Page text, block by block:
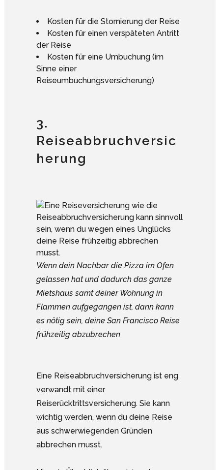
Kosten für die Stornierung der Reise
Kosten für einen verspäteten Antritt
der Reise
Kosten für eine Umbuchung (im
Sinne einer
Reiseumbuchungsversicherung)
3.
Reiseabbruchversic
herung
Wenn dein Nachbar die Pizza im Ofen
gelassen hat und dadurch das ganze
Mietshaus samt deiner Wohnung in
Flammen aufgegangen ist, dann kann
es nötig sein, deine San Francisco Reise
frühzeitig abzubrechen
Eine Reiseabbruchversicherung ist eng
verwandt mit einer
Reiserücktrittsversicherung. Sie kann
wichtig werden, wenn du deine Reise
aus schwerwiegenden Gründen
abbrechen musst.